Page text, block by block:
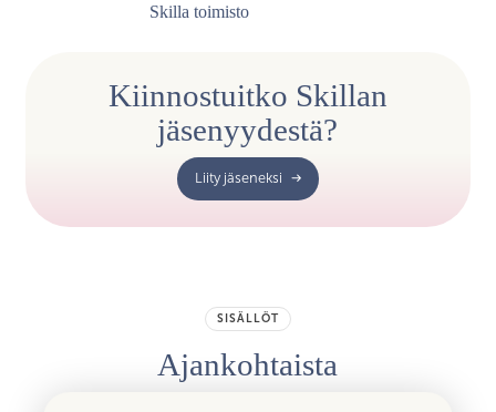
Skilla toimisto
Kiinnostuitko Skillan
jäsenyydestä?
Liity jäseneksi
SISÄLLÖT
Ajankohtaista